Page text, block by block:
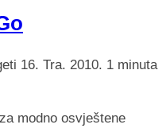
16. Tra. 2010. 1 minuta